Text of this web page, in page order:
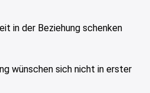
wünschen sich nicht in erster